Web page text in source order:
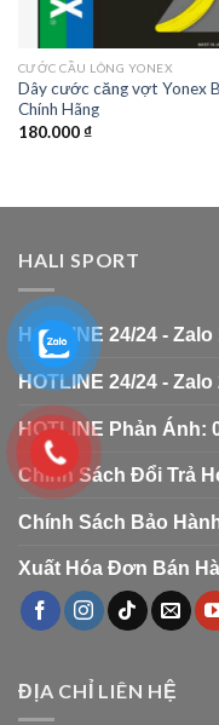
CƯỚC CẦU LÔNG YONEX
Dây cước căng vợt Yonex
Chính Hãng
180.000₫
HALI SPORT
HOTLINE 24/24 - Zalo
HOTLINE 24/24 - Zalo
HOTLINE Phản Ánh:
Chính Sách Đổi Trả
Chính Sách Bảo
Xuất Hóa Đơn Bán
ĐỊA CHỈ LIÊN HỆ